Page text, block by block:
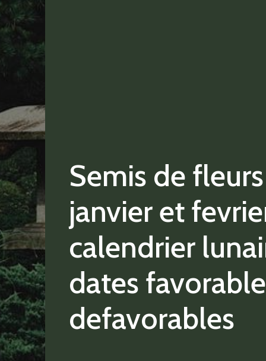
Semis de fleurs
janvier et
calendrier
dates
defavorables